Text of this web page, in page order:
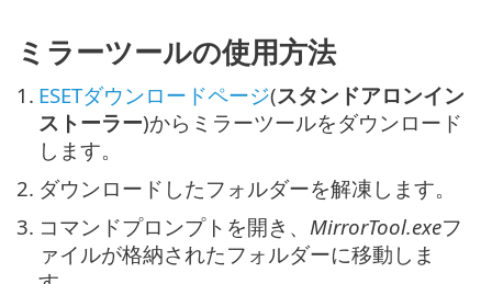
ミラーツールの使用方法
1. ESETダウンロードページ(スタンドアロンイン
ストーラー)からミラーツールをダウンロード
します。
2. ダウンロードしたフォルダーを解凍します。
3. コマンドプロンプトを開き、 MirrorTool.exeフ
ァイルが格納されたフォルダーに移動しま